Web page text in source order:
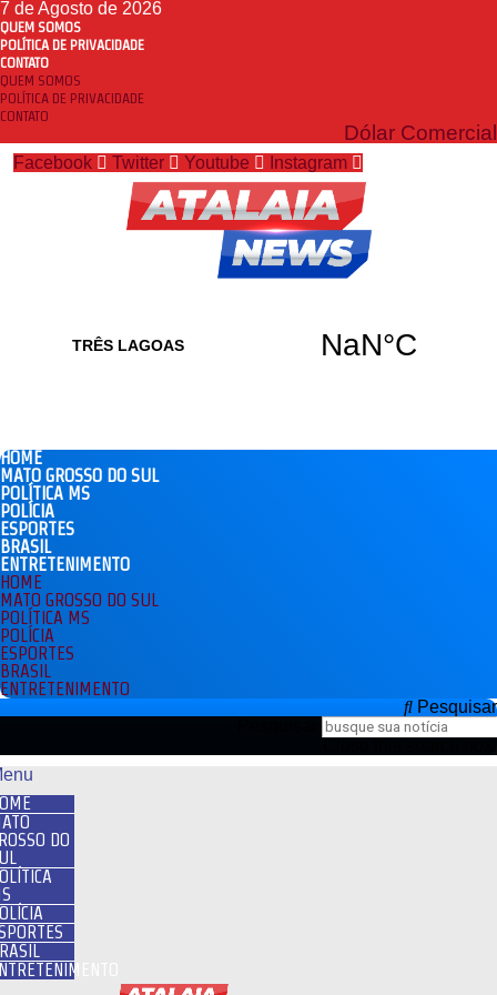
7 de Agosto de 2026
QUEM SOMOS
POLÍTICA DE PRIVACIDADE
CONTATO
QUEM SOMOS
POLÍTICA DE PRIVACIDADE
CONTATO
Dólar Comercial
Facebook Twitter Youtube Instagram
HOME
MATO GROSSO DO SUL
POLÍTICA MS
POLÍCIA
ESPORTES
BRASIL
ENTRETENIMENTO
HOME
MATO GROSSO DO SUL
POLÍTICA MS
POLÍCIA
ESPORTES
BRASIL
ENTRETENIMENTO
Pesquisar
DO